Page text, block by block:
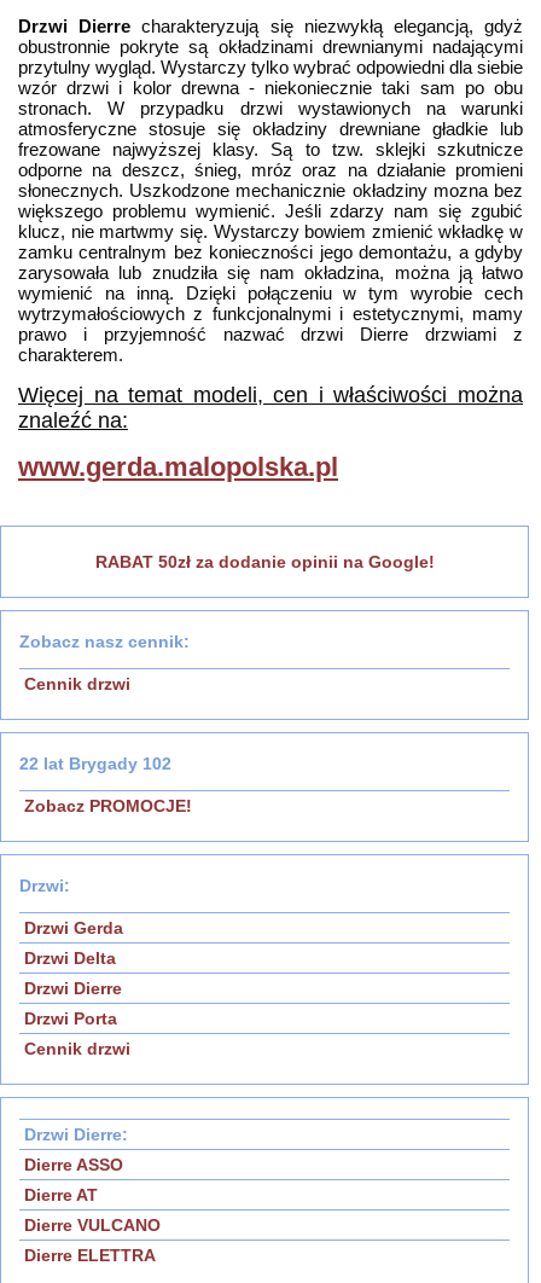
RABAT 50zł za dodanie opinii na Google!
Zobacz nasz cennik:
Cennik drzwi
22 lat Brygady 102
Zobacz PROMOCJE!
Drzwi:
Drzwi Gerda
Drzwi Delta
Drzwi Dierre
Drzwi Porta
Cennik drzwi
Drzwi Dierre:
Dierre ASSO
Dierre AT
Dierre VULCANO
Dierre ELETTRA
Drzwi Dierre charakteryzują się niezwykłą elegancją, gdyż
obustronnie pokryte są okładzinami drewnianymi nadającymi
przytulny wygląd. Wystarczy tylko wybrać odpowiedni dla siebie
wzór drzwi i kolor drewna - niekoniecznie taki sam po obu
stronach. W przypadku drzwi wystawionych na warunki
atmosferyczne stosuje się okładziny drewniane gładkie lub
frezowane najwyższej klasy. Są to tzw. sklejki szkutnicze
odporne na deszcz, śnieg, mróz oraz na działanie promieni
słonecznych. Uszkodzone mechanicznie okładziny mozna bez
większego problemu wymienić. Jeśli zdarzy nam się zgubić
klucz, nie martwmy się. Wystarczy bowiem zmienić wkładkę w
zamku centralnym bez konieczności jego demontażu, a gdyby
zarysowała lub znudziła się nam okładzina, można ją łatwo
wymienić na inną. Dzięki połączeniu w tym wyrobie cech
wytrzymałościowych z funkcjonalnymi i estetycznymi, mamy
prawo i przyjemność nazwać drzwi Dierre drzwiami z
charakterem.
Więcej na temat modeli, cen i właściwości można
znaleźć na:
www.gerda.malopolska.pl